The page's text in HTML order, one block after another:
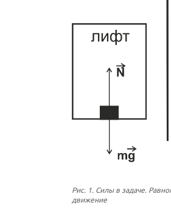
Рис. 1. Силы в задаче.
движение